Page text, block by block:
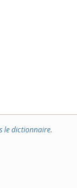
le dictionnaire.